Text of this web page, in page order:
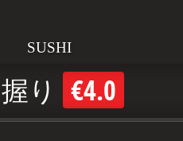
SUSHI
り €4.0